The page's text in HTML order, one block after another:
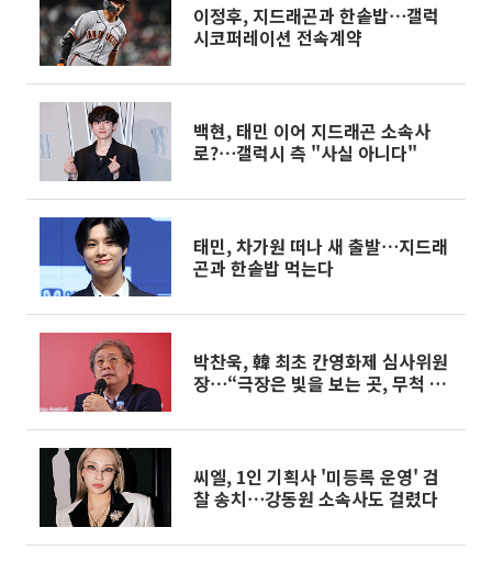
이정후, 지드래곤과 한솥밥⋯갤럭
시코퍼레이션 전속계약
백현, 태민 이어 지드래곤 소속사
로?⋯갤럭시 측 "사실 아니다"
태민, 차가원 떠나 새 출발⋯지드래
곤과 한솥밥 먹는다
박찬욱, 韓 최초 칸영화제 심사위원
장⋯“극장은 빛을 보는 곳, 무척 기
씨엘, 1인 기획사 '미등록 운영' 검
찰 송치⋯강동원 소속사도 걸렸다